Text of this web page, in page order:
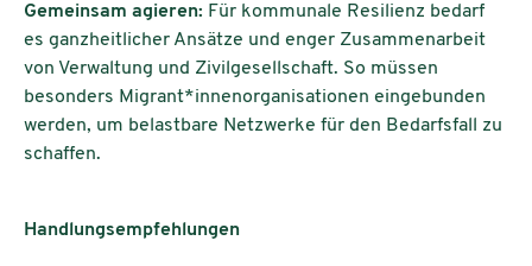
Gemeinsam agieren: Für kommunale Resilienz bedarf
es ganzheitlicher Ansätze und enger Zusammenarbeit
von Verwaltung und Zivilgesellschaft. So müssen
besonders Migrant*innenorganisationen eingebunden
werden, um belastbare Netzwerke für den Bedarfsfall zu
schaffen.
Handlungsempfehlungen